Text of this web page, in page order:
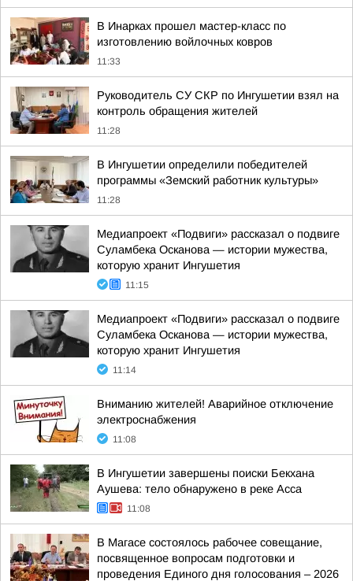
В Инарках прошел мастер-класс по
изготовлению войлочных ковров
11:33
Руководитель СУ СКР по Ингушетии взял на
контроль обращения жителей
11:28
В Ингушетии определили победителей
программы «Земский работник культуры»
11:28
Медиапроект «Подвиги» рассказал о подвиге
Суламбека Осканова — истории мужества,
которую хранит Ингушетия
11:15
Медиапроект «Подвиги» рассказал о подвиге
Суламбека Осканова — истории мужества,
которую хранит Ингушетия
11:14
Вниманию жителей! Аварийное отключение
электроснабжения
11:08
В Ингушетии завершены поиски Бекхана
Аушева: тело обнаружено в реке Асса
11:08
В Магасе состоялось рабочее совещание,
посвященное вопросам подготовки и
проведения Единого дня голосования – 2026